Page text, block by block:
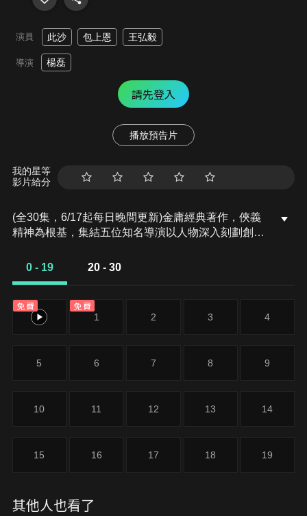
演員 此沙 包上恩 王弘毅
導演 楊磊
請先登入
播放預告片
我的星等
影片給分
(全30集，6/17起每日晚間更新)金庸經典著作，俠義
精神為根基，集結五位知名導演以人物深入刻劃創新
章《鐵血丹心》《東邪西毒》《南地北丐》《華山論
0 - 19 20 - 30
免費
0
免費
1 2 3 4
5 6 7 8 9
10 11 12 13 14
15 16 17 18 19
其他人也看了